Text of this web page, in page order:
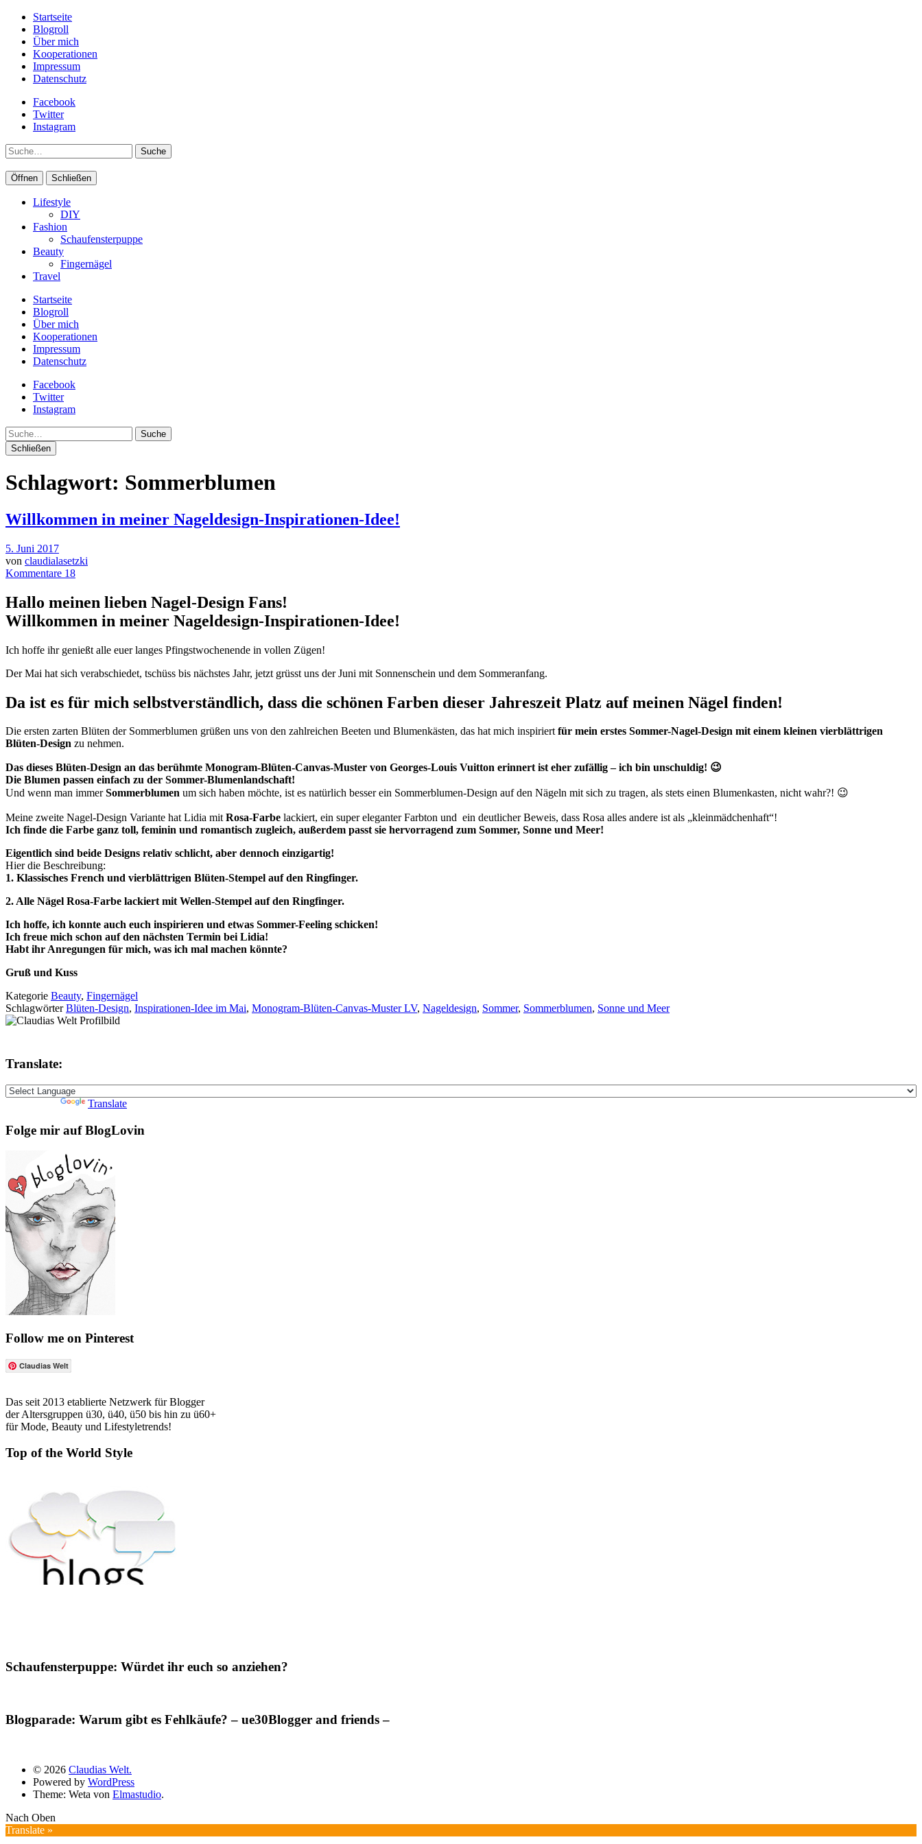
Startseite
Blogroll
Über mich
Kooperationen
Impressum
Datenschutz
Facebook
Twitter
Instagram
Suche
Öffnen Schließen
Lifestyle
DIY
Fashion
Schaufensterpuppe
Beauty
Fingernägel
Travel
Startseite
Blogroll
Über mich
Kooperationen
Impressum
Datenschutz
Facebook
Twitter
Instagram
Suche
Schließen
Schlagwort: Sommerblumen
Willkommen in meiner Nageldesign-Inspirationen-Idee!
5. Juni 2017
von claudialasetzki
Kommentare 18
Hallo meinen lieben Nagel-Design Fans!
Willkommen in meiner Nageldesign-Inspirationen-Idee!
Ich hoffe ihr genießt alle euer langes Pfingstwochenende in vollen Zügen!
Der Mai hat sich verabschiedet, tschüss bis nächstes Jahr, jetzt grüsst uns der Juni mit Sonnenschein und dem Sommeranfang.
Da ist es für mich selbstverständlich, dass die schönen Farben dieser Jahreszeit Platz auf meinen Nägel finden!
Die ersten zarten Blüten der Sommerblumen grüßen uns von den zahlreichen Beeten und Blumenkästen, das hat mich inspiriertfür mein erstes Sommer-Nagel-Design mit einem kleinen vierblättrigen
Blüten-Design zu nehmen.
Das dieses Blüten-Design an das berühmte Monogram-Blüten-Canvas-Muster von Georges-Louis Vuitton erinnert ist eher zufällig – ich bin unschuldig! 😉
Die Blumen passen einfach zu der Sommer-Blumenlandschaft!
Und wenn man immerSommerblumen um sich haben möchte, ist es natürlich besser ein Sommerblumen-Design auf den Nägeln mit sich zu tragen, als stets einen Blumenkasten, nicht wahr?! 😉
Meine zweite Nagel-Design Variante hat Lidia mitRosa-Farbe lackiert, ein super eleganter Farbton und ein deutlicher Beweis, dass Rosa alles andere ist als „kleinmädchenhaft“!
Ich finde die Farbe ganz toll, feminin und romantisch zugleich, außerdem passt sie hervorragend zum Sommer, Sonne und Meer!
Eigentlich sind beide Designs relativ schlicht, aber dennoch einzigartig!
Hier die Beschreibung:
1. Klassisches French und vierblättrigen Blüten-Stempel aufden Ringfinger.
2. Alle Nägel Rosa-Farbe lackiert mitWellen-Stempel auf den Ringfinger.
Ich hoffe, ich konnte auch euch inspirieren und etwas Sommer-Feeling schicken!
Ich freue mich schon auf den nächsten Termin bei Lidia!
Habt ihr Anregungen für mich, was ich mal machen könnte?
Gruß und Kuss
Kategorie Beauty, Fingernägel
SchlagwörterBlüten-Design, Inspirationen-Idee im Mai, Monogram-Blüten-Canvas-Muster LV, Nageldesign, Sommer, Sommerblumen, Sonne und Meer
Translate:
Translate
Folge mir auf BlogLovin
Follow me on Pinterest
Claudias Welt
Das seit 2013 etablierte Netzwerk für Blogger
der Altersgruppen ü30, ü40, ü50 bis hin zu ü60+
für Mode, Beauty und Lifestyletrends!
Top of the World Style
Schaufensterpuppe: Würdet ihr euch so anziehen?
Blogparade: Warum gibt es Fehlkäufe? – ue30Blogger and friends –
© 2026 Claudias Welt.
Powered by WordPress
Theme: Weta von Elmastudio.
Nach Oben
Translate »